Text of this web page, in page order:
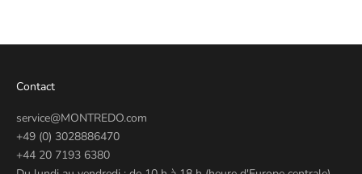
Contact
service@MONTREDO.com
+49 (0) 3028886470
+44 20 7193 6380